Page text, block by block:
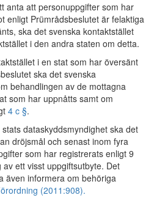
anta att personuppgifter som har
enligt Prümrådsbeslutet är felaktiga
ska det svenska kontaktstället
i den andra staten om detta.
i en stat som har översänt
ska det svenska
behandlingen av de mottagna
som har uppnåtts samt om
4 c §.
dataskyddsmyndighet ska det
dröjsmål och senast inom fyra
som har registrerats enligt 9
av ett visst uppgiftsutbyte. Det
även informera om behöriga
(2011:908).